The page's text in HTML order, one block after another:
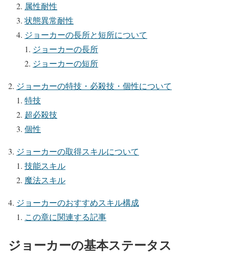
属性耐性
状態異常耐性
ジョーカーの長所と短所について
ジョーカーの長所
ジョーカーの短所
ジョーカーの特技・必殺技・個性について
特技
超必殺技
個性
ジョーカーの取得スキルについて
技能スキル
魔法スキル
ジョーカーのおすすめスキル構成
この章に関連する記事
ジョーカーの基本ステータス